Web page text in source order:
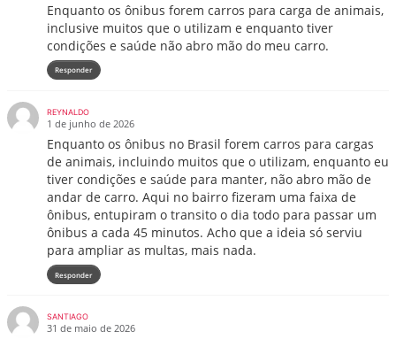
Enquanto os ônibus forem carros para carga de animais,
inclusive muitos que o utilizam e enquanto tiver
condições e saúde não abro mão do meu carro.
Responder
REYNALDO
1 de junho de 2026
Enquanto os ônibus no Brasil forem carros para cargas
de animais, incluindo muitos que o utilizam, enquanto eu
tiver condições e saúde para manter, não abro mão de
andar de carro. Aqui no bairro fizeram uma faixa de
ônibus, entupiram o transito o dia todo para passar um
ônibus a cada 45 minutos. Acho que a ideia só serviu
para ampliar as multas, mais nada.
Responder
SANTIAGO
31 de maio de 2026